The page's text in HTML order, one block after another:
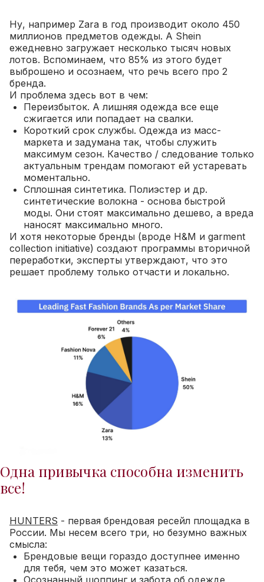
Ну, например Zara в год производит около 450
миллионов предметов одежды. А Shein
ежедневно загружает несколько тысяч новых
лотов. Вспоминаем, что 85% из этого будет
выброшено и осознаем, что речь всего про 2
бренда.
И проблема здесь вот в чем:
Переизбыток. А лишняя одежда все еще
сжигается или попадает на свалки.
Короткий срок службы. Одежда из масс-
маркета и задумана так, чтобы служить
максимум сезон. Качество / следование только
актуальным трендам помогают ей устаревать
моментально.
Сплошная синтетика. Полиэстер и др.
синтетические волокна - основа быстрой
моды. Они стоят максимально дешево, а вреда
наносят максимально много.
И хотя некоторые бренды (вроде H&M и garment
collection initiative) создают программы вторичной
переработки, эксперты утверждают, что это
решает проблему только отчасти и локально.
Одна привычка способна изменить
все!
HUNTERS - первая брендовая ресейл площадка в
России. Мы несем всего три, но безумно важных
смысла:
Брендовые вещи гораздо доступнее именно
для тебя, чем это может казаться.
Осознанный шоппинг и забота об одежде